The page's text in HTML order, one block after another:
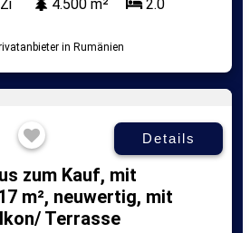
4.500 m²
2.0
Details
zum Kauf, mit
m², neuwertig, mit
Terrasse